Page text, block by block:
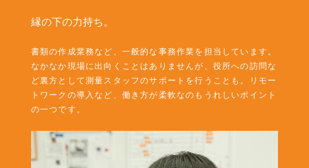
採用情報
縁の下の力持ち。
書類の作成業務など、一般的な事務作業を担当しています。
なかなか現場に出向くことはありませんが、役所への訪問な
ど裏方として測量スタッフのサポートを行うことも。リモー
トワークの導入など、働き方が柔軟なのもうれしいポイント
の一つです。